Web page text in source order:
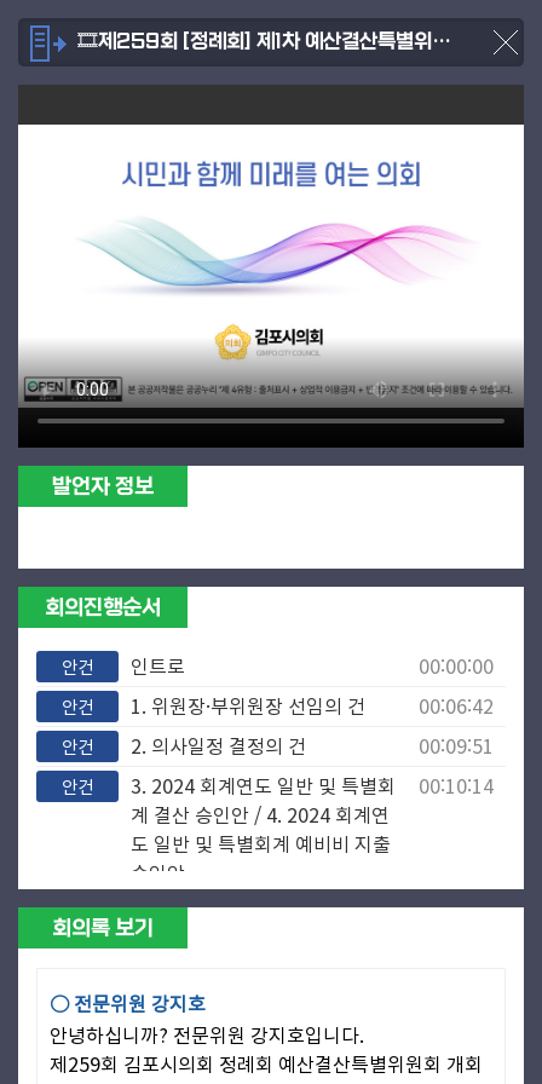
🎞제259회 [정례회] 제1차 예산결산특별위원회 [2025.06.16.]
발언자 정보
회의진행순서
안건 인트로 00:00:00
안건 1. 위원장·부위원장 선임의 건 00:06:42
안건 2. 의사일정 결정의 건 00:09:51
안건
3. 2024 회계연도 일반 및 특별회
계 결산 승인안 / 4. 2024 회계연
도 일반 및 특별회계 예비비 지출
승인안
00:10:14
공무원 제안설명(자치행정국장) 00:11:40
공무원 제안설명(기획조정실장)
안건 홍보기획관
안건 감사관
안건 기획조정실 01:14:14
회의록 보기
○ 전문위원 강지호
안녕하십니까? 전문위원 강지호입니다.
제259회 김포시의회 정례회 예산결산특별위원회 개회